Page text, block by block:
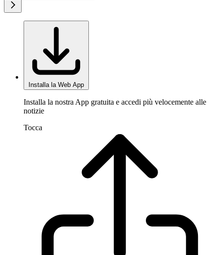
Installa la Web App
Installa la nostra App gratuita e accedi più velocemente alle
notizie
Tocca